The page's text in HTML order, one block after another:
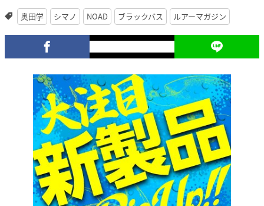
奥田学 シマノ NOAD ブラックバス ルアーマガジン